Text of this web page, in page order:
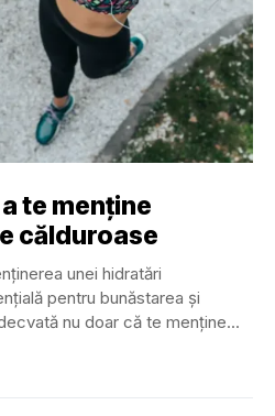
te menține
călduroase
unei hidratări
pentru bunăstarea și
nu doar că te menține...